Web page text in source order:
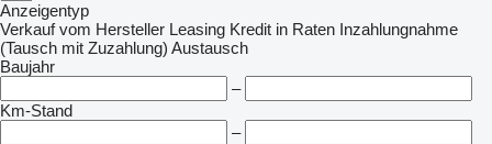
Anzeigentyp
Verkauf vom Hersteller Leasing Kredit in Raten Inzahlungnahme
(Tausch mit Zuzahlung) Austausch
Baujahr
–
Km-Stand
–